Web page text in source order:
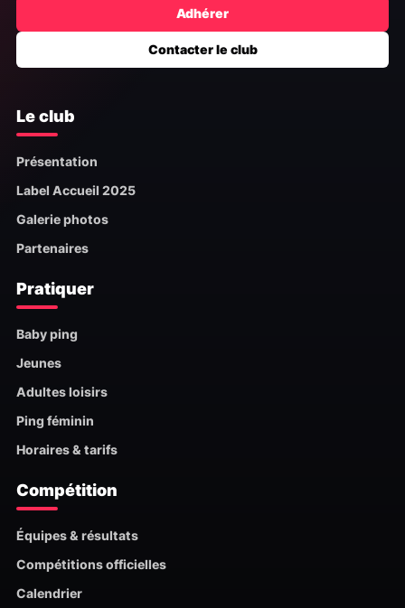
Adhérer
Contacter le club
Le club
Présentation
Label Accueil 2025
Galerie photos
Partenaires
Pratiquer
Baby ping
Jeunes
Adultes loisirs
Ping féminin
Horaires & tarifs
Compétition
Équipes & résultats
Compétitions officielles
Calendrier